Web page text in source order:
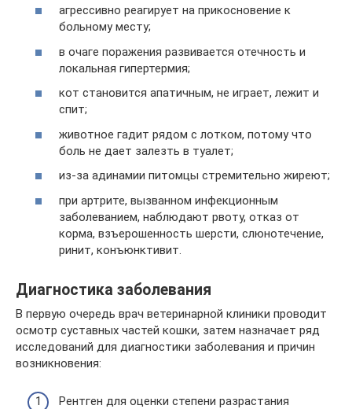
агрессивно реагирует на прикосновение к
больному месту;
в очаге поражения развивается отечность и
локальная гипертермия;
кот становится апатичным, не играет, лежит и
спит;
животное гадит рядом с лотком, потому что
боль не дает залезть в туалет;
из-за адинамии питомцы стремительно жиреют;
при артрите, вызванном инфекционным
заболеванием, наблюдают рвоту, отказ от
корма, взъерошенность шерсти, слюнотечение,
ринит, конъюнктивит.
Диагностика заболевания
В первую очередь врач ветеринарной клиники проводит
осмотр суставных частей кошки, затем назначает ряд
исследований для диагностики заболевания и причин
возникновения:
Рентген для оценки степени разрастания